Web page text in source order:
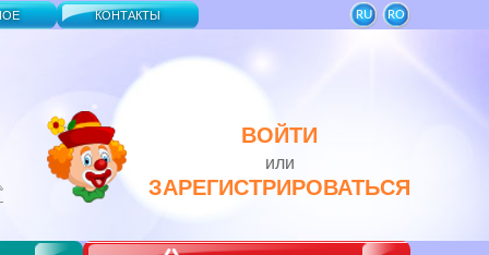
RU RO
КОНТАКТЫ
ВОЙТИ
или
ЗАРЕГИСТРИРОВАТЬСЯ